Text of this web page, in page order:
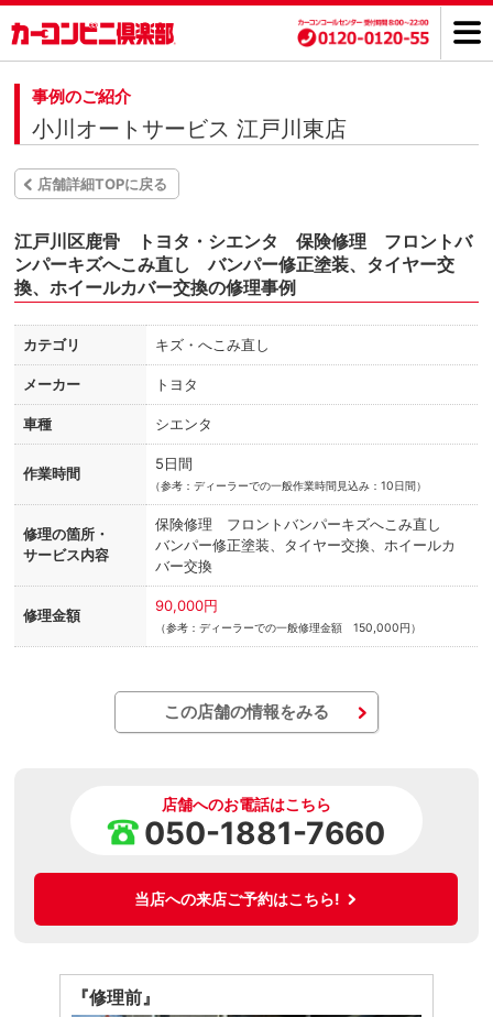
事例のご紹介
小川オートサービス 江戸川東店
店舗詳細TOPに戻る
江戸川区鹿骨 トヨタ・シエンタ 保険修理 フロントバ
ンパーキズへこみ直し バンパー修正塗装、タイヤー交
換、ホイールカバー交換の修理事例
カテゴリ キズ・へこみ直し
メーカー トヨタ
車種 シエンタ
作業時間
5日間
（参考：ディーラーでの一般作業時間見込み：10日間）
修理の箇所・
サービス内容
保険修理 フロントバンパーキズへこみ直し
バンパー修正塗装、タイヤー交換、ホイールカ
バー交換
修理金額
90,000円
（参考：ディーラーでの一般修理金額 150,000円）
この店舗の情報をみる
店舗へのお電話はこちら
050-1881-7660
当店への来店ご予約はこちら!
『修理前』